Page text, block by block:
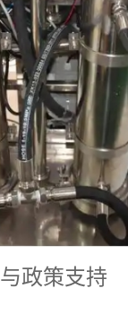
政策支持